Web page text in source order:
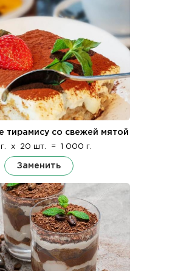
тирамису со свежей мятой
x 20 шт. = 1 000 г.
Заменить